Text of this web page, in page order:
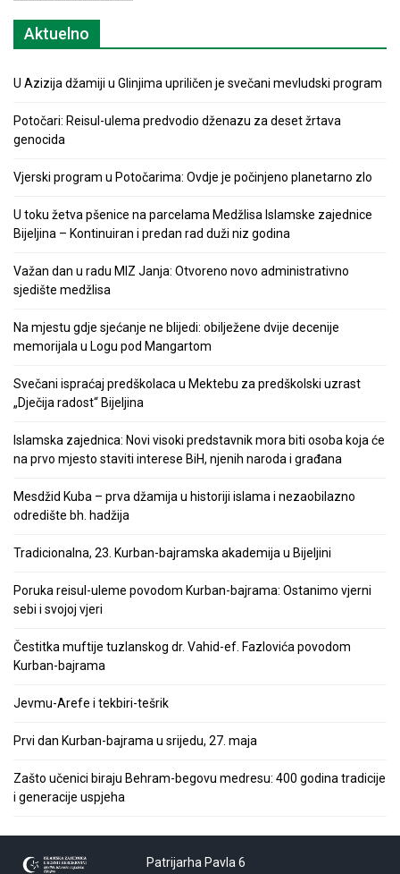
Aktuelno
U Azizija džamiji u Glinjima upriličen je svečani mevludski program
Potočari: Reisul-ulema predvodio dženazu za deset žrtava
genocida
Vjerski program u Potočarima: Ovdje je počinjeno planetarno zlo
U toku žetva pšenice na parcelama Medžlisa Islamske zajednice
Bijeljina – Kontinuiran i predan rad duži niz godina
Važan dan u radu MIZ Janja: Otvoreno novo administrativno
sjedište medžlisa
Na mjestu gdje sjećanje ne blijedi: obilježene dvije decenije
memorijala u Logu pod Mangartom
Svečani ispraćaj predškolaca u Mektebu za predškolski uzrast
„Dječija radost“ Bijeljina
Islamska zajednica: Novi visoki predstavnik mora biti osoba koja će
na prvo mjesto staviti interese BiH, njenih naroda i građana
Mesdžid Kuba – prva džamija u historiji islama i nezaobilazno
odredište bh. hadžija
Tradicionalna, 23. Kurban-bajramska akademija u Bijeljini
Poruka reisul-uleme povodom Kurban-bajrama: Ostanimo vjerni
sebi i svojoj vjeri
Čestitka muftije tuzlanskog dr. Vahid-ef. Fazlovića povodom
Kurban-bajrama
Jevmu-Arefe i tekbiri-tešrik
Prvi dan Kurban-bajrama u srijedu, 27. maja
Zašto učenici biraju Behram-begovu medresu: 400 godina tradicije
i generacije uspjeha
Patrijarha Pavla 6